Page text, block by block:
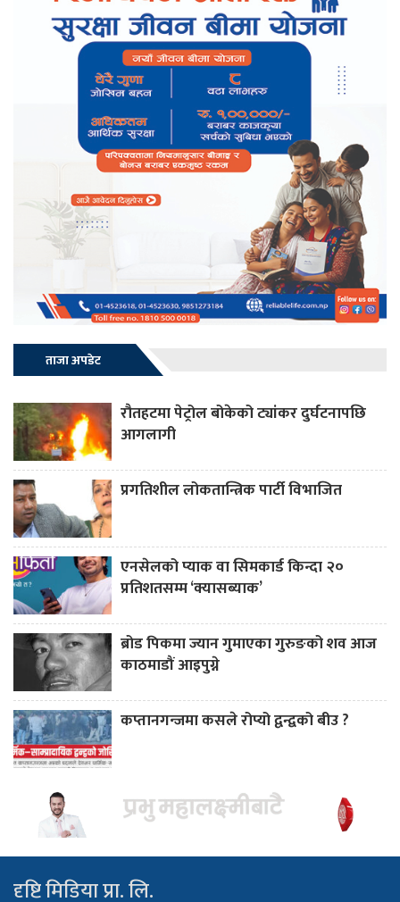
ताजा अपडेट
रौतहटमा पेट्रोल बोकेको ट्यांकर दुर्घटनापछि
आगलागी
प्रगतिशील लोकतान्त्रिक पार्टी विभाजित
एनसेलको प्याक वा सिमकार्ड किन्दा २०
प्रतिशतसम्म ‘क्यासब्याक’
ब्रोड पिकमा ज्यान गुमाएका गुरुङको शव आज
काठमाडौं आइपुग्ने
कप्तानगन्जमा कसले रोप्यो द्वन्द्वको बीउ ?
दृष्टि मिडिया प्रा. लि.